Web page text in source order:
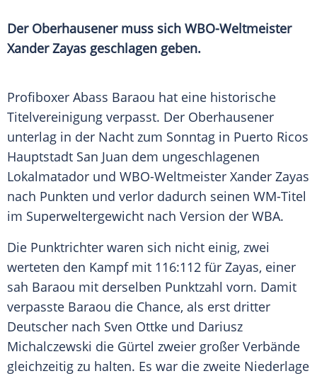
Der Oberhausener muss sich WBO-Weltmeister
Xander Zayas geschlagen geben.
Profiboxer Abass Baraou hat eine historische
Titelvereinigung verpasst. Der Oberhausener
unterlag in der Nacht zum Sonntag in Puerto Ricos
Hauptstadt San Juan dem ungeschlagenen
Lokalmatador und WBO-Weltmeister Xander Zayas
nach Punkten und verlor dadurch seinen WM-Titel
im Superweltergewicht nach Version der WBA.
Die Punktrichter waren sich nicht einig, zwei
werteten den Kampf mit 116:112 für Zayas, einer
sah Baraou mit derselben Punktzahl vorn. Damit
verpasste Baraou die Chance, als erst dritter
Deutscher nach Sven Ottke und Dariusz
Michalczewski die Gürtel zweier großer Verbände
gleichzeitig zu halten. Es war die zweite Niederlage